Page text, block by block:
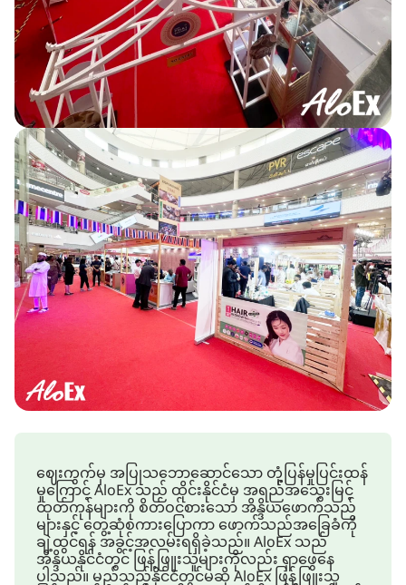
ဈေးကွက်မှ အပြုသဘောဆောင်သော တုံ့ပြန်မှုပြင်းထန်
မှုကြောင့် AloEx သည် ထိုင်းနိုင်ငံမှ အရည်အသွေးမြင့်
ထုတ်ကုန်များကို စိတ်ဝင်စားသော အိန္ဒိယဖောက်သည်
များနှင့် တွေ့ဆုံစကားပြောကာ ဖောက်သည်အခြေခံကို
ချဲ့ထွင်ရန် အခွင့်အလမ်းရရှိခဲ့သည်။ AloEx သည်
အိန္ဒိယနိုင်ငံတွင် ဖြန့်ဖြူးသူများကိုလည်း ရှာဖွေနေ
ပါသည်။ မည်သည့်နိုင်ငံတွင်မဆို AloEx ဖြန့်ဖြူးသူ